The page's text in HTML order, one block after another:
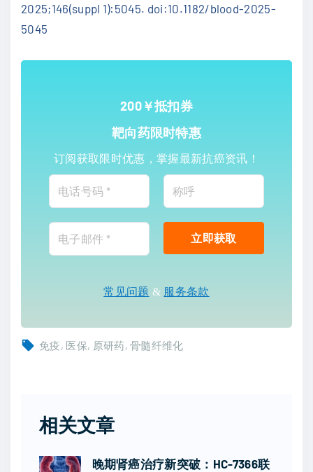
2025;146(suppl 1):5045. doi:10.1182/blood-2025-
5045
200￥抵扣券
靶向药限时特惠
订阅获取限时优惠，掌握最新抗癌资讯！
常见问题 & 服务条款
免疫 医保 原研药 骨髓纤维化
相关文章
晚期肾癌治疗新突破：HC-7366联